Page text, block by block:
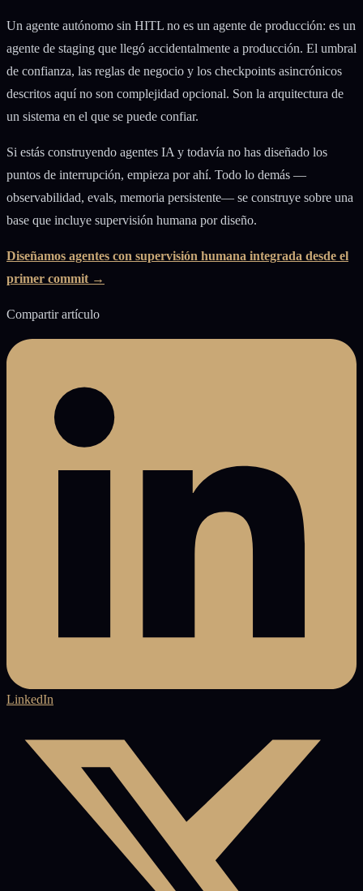
Un agente autónomo sin HITL no es un agente de producción: es un
agente de staging que llegó accidentalmente a producción. El umbral
de confianza, las reglas de negocio y los checkpoints asincrónicos
descritos aquí no son complejidad opcional. Son la arquitectura de
un sistema en el que se puede confiar.
Si estás construyendo agentes IA y todavía no has diseñado los
puntos de interrupción, empieza por ahí. Todo lo demás —
observabilidad, evals, memoria persistente— se construye sobre una
base que incluye supervisión humana por diseño.
Diseñamos agentes con supervisión humana integrada desde el
primer commit →
Compartir artículo
LinkedIn